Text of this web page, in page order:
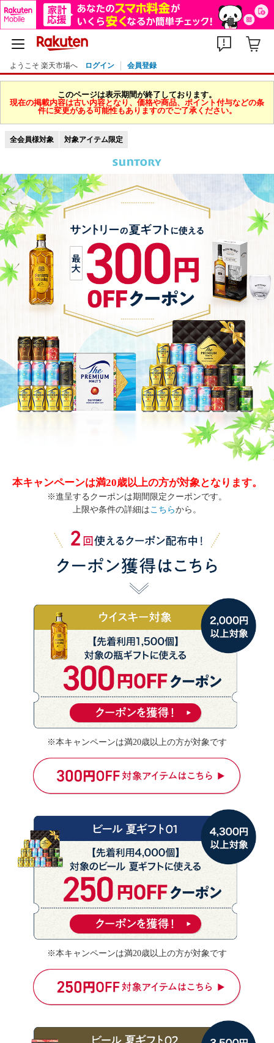
ようこそ 楽天市場へ ログイン 会員登録
このページは表示期間が終了しております。
現在の掲載内容は古い内容となり、価格や商品、ポイント付与などの条
件に変更がある可能性もありますのでご了承ください。
全会員様対象 対象アイテム限定
本キャンペーンは満20歳以上の方が対象となります。
※進呈するクーポンは期間限定クーポンです。
上限や条件の詳細はこちらから。
※本キャンペーンは満20歳以上の方が対象です
※本キャンペーンは満20歳以上の方が対象です